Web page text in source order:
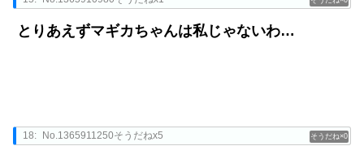
とりあえずマギカちゃんは私じゃないわ…
0
18: No.1365911250そうだねx5